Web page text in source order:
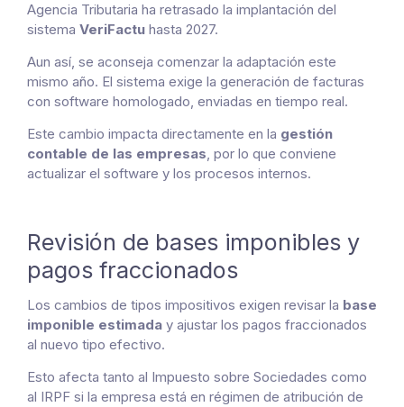
Agencia Tributaria ha retrasado la implantación del
sistema VeriFactu hasta 2027.
Aun así, se aconseja comenzar la adaptación este
mismo año. El sistema exige la generación de facturas
con software homologado, enviadas en tiempo real.
Este cambio impacta directamente en la gestión
contable de las empresas, por lo que conviene
actualizar el software y los procesos internos.
Revisión de bases imponibles y
pagos fraccionados
Los cambios de tipos impositivos exigen revisar la base
imponible estimada y ajustar los pagos fraccionados
al nuevo tipo efectivo.
Esto afecta tanto al Impuesto sobre Sociedades como
al IRPF si la empresa está en régimen de atribución de